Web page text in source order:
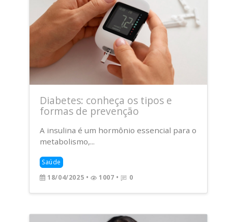
Diabetes: conheça os tipos e
formas de prevenção
A insulina é um hormônio essencial para o
metabolismo,...
Saúde
18/04/2025 • 1007 • 0